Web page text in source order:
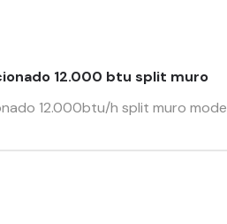
12.000 btu split muro
12.000btu/h split muro